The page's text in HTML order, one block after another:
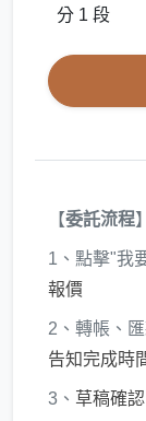
分 1 段
【委託流程】
1、點擊"我
報價
2、轉帳、
告知完成時
3、 草稿確